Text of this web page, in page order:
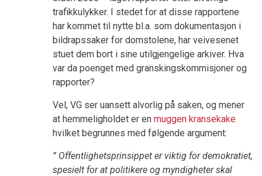
trafikkulykker. I stedet for at disse rapportene
har kommet til nytte bl.a. som dokumentasjon i
bildrapssaker for domstolene, har veivesenet
stuet dem bort i sine utilgjengelige arkiver. Hva
var da poenget med granskingskommisjoner og
rapporter?
Vel, VG ser uansett alvorlig på saken, og mener
at hemmeligholdet er en muggen kransekake
hvilket begrunnes med følgende argument:
” Offentlighetsprinsippet er viktig for demokratiet,
spesielt for at politikere og myndigheter skal